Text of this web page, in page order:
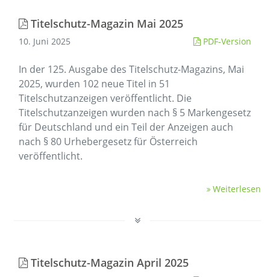
Titelschutz-Magazin Mai 2025
10. Juni 2025 PDF-Version
In der 125. Ausgabe des Titelschutz-Magazins, Mai
2025, wurden 102 neue Titel in 51
Titelschutzanzeigen veröffentlicht. Die
Titelschutzanzeigen wurden nach § 5 Markengesetz
für Deutschland und ein Teil der Anzeigen auch
nach § 80 Urhebergesetz für Österreich
veröffentlicht.
Weiterlesen
Titelschutz-Magazin April 2025